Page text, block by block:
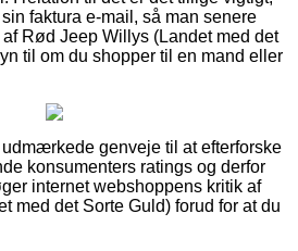
faktura e-mail, så man senere
Rød Jeep Willys (Landet med det
til om du shopper til en mand eller
genveje til at efterforske
konsumenters ratings og derfor
internet webshoppens kritik af
med det Sorte Guld) forud for at du